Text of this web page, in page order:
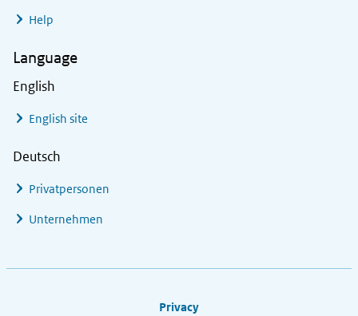
Help
Language
English
English site
Deutsch
Privatpersonen
Unternehmen
Privacy